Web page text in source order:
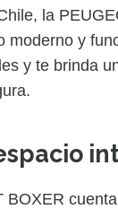
la
moderno y
y te brinda
BOXER